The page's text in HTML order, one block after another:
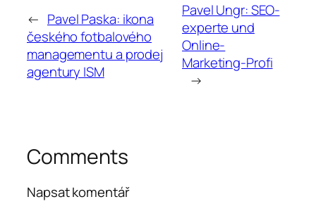
← Pavel Paska: ikona
českého fotbalového
managementu a prodej
agentury ISM
Pavel Ungr: SEO-
experte und
Online-
Marketing-Profi
→
Comments
Napsat komentář